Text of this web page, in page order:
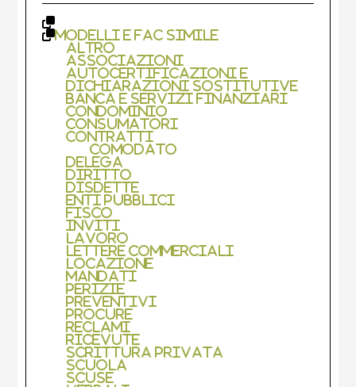
Modelli e Fac Simile
Altro
Associazioni
Autocertificazioni e
Dichiarazioni Sostitutive
Banca e Servizi Finanziari
Condominio
Consumatori
Contratti
Comodato
Delega
Diritto
Disdette
Enti Pubblici
Fisco
Inviti
Lavoro
Lettere Commerciali
Locazione
Mandati
Perizie
Preventivi
Procure
Reclami
Ricevute
Scrittura Privata
Scuola
Scuse